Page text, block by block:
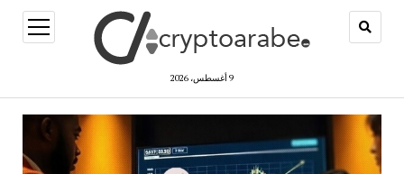
9 أغسطس، 2026
open
menu